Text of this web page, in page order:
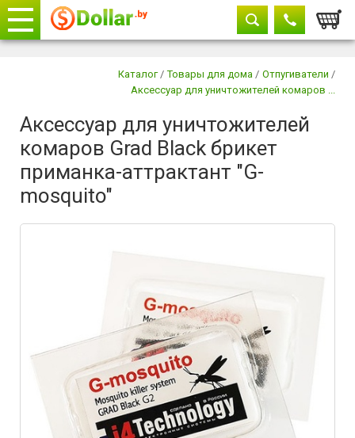
+375 29882-11-33
+375 17315-37-77
Каталог / Товары для дома / Отпугиватели /
Аксессуар для уничтожителей комаров ...
Аксессуар для уничтожителей
комаров Grad Black брикет
приманка-аттрактант "G-
mosquito"